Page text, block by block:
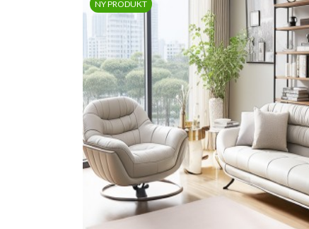
NY PRODUKT